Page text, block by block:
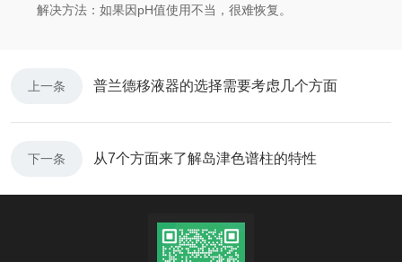
解决方法：如果因pH值使用不当，很难恢复。
上一条 普兰德移液器的选择需要考虑几个方面
下一条 从7个方面来了解岛津色谱柱的特性